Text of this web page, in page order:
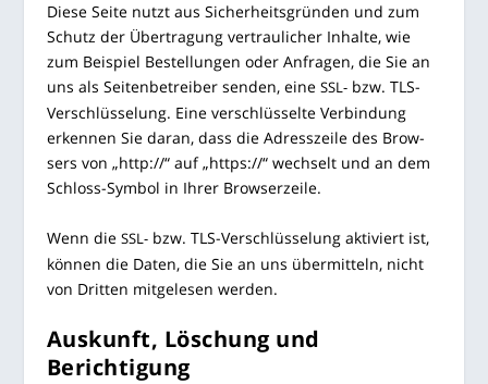
Die­se Sei­te nutzt aus Sicher­heits­grün­den und zum
Schutz der Über­tra­gung ver­trau­li­cher Inhal­te, wie
zum Bei­spiel Bestel­lun­gen oder Anfra­gen, die Sie an
uns als Sei­ten­be­trei­ber sen­den, eine SSL-bzw. TLS-
Ver­schlüs­se­lung. Eine ver­schlüs­sel­te Ver­bin­dung
erken­nen Sie dar­an, dass die Adress­zei­le des Brow­
sers von „http://“ auf „https://“ wech­selt und an dem
Schloss-Sym­bol in Ihrer Browserzeile.
Wenn die SSL-bzw. TLS-Ver­schlüs­se­lung akti­viert ist,
kön­nen die Daten, die Sie an uns über­mit­teln, nicht
von Drit­ten mit­ge­le­sen werden.
Aus­kunft, Löschung und
Berichtigung